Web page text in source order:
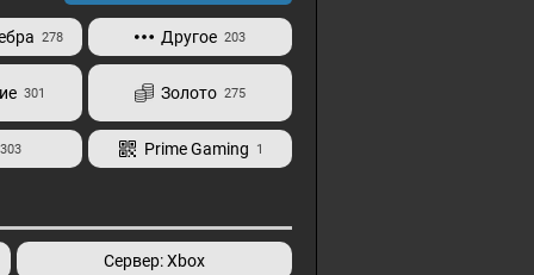
278 Другое 203
301 Золото 275
303 Prime Gaming 1
Сервер: Xbox